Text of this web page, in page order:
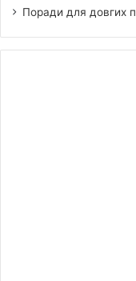
Поради для довгих